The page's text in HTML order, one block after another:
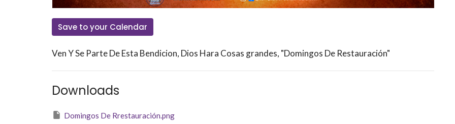
Save to your Calendar
Ven Y Se Parte De Esta Bendicion, Dios Hara Cosas grandes, "Domingos De Restauración"
Downloads
Domingos De Rrestauración.png